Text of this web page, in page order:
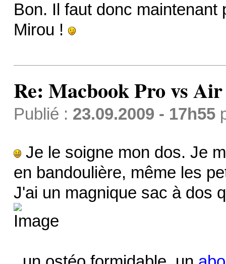
Bon. Il faut donc
Mirou !
Re: Macbook Pro vs Air
Publié : 23.09.2009 - 17h55
Je le soigne mon dos. Je
en bandoulière, même les
J'ai un magnique sac à dos